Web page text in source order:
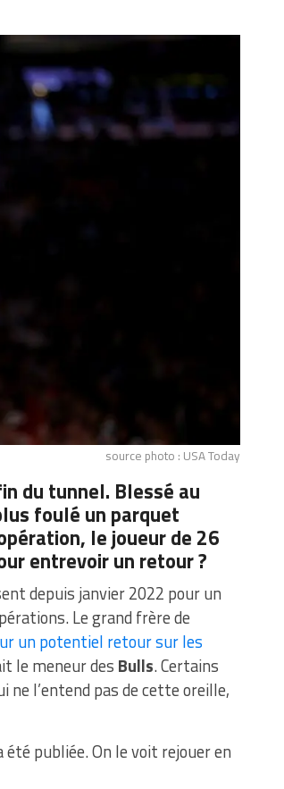
source photo : USA Today
du tunnel. Blessé au
foulé un parquet
le joueur de 26
entrevoir un retour ?
depuis janvier 2022 pour un
Le grand frère de
un potentiel retour sur les
le meneur des Bulls. Certains
l’entend pas de cette oreille,
publiée. On le voit rejouer en